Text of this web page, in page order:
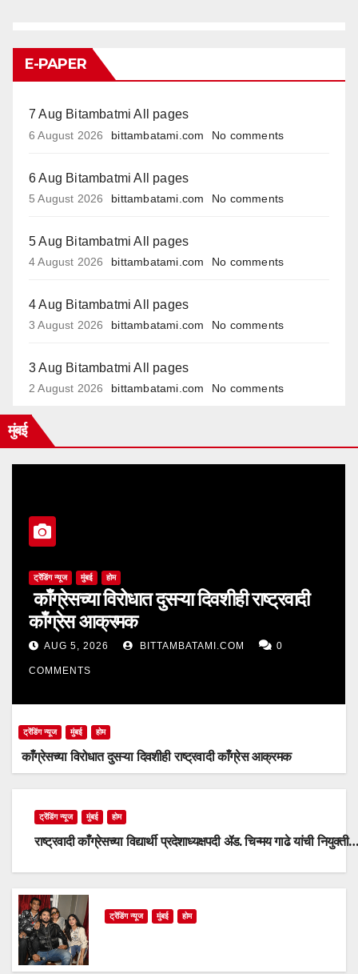
E-PAPER
7 Aug Bitambatmi All pages
6 August 2026 bittambatami.com No comments
6 Aug Bitambatmi All pages
5 August 2026 bittambatami.com No comments
5 Aug Bitambatmi All pages
4 August 2026 bittambatami.com No comments
4 Aug Bitambatmi All pages
3 August 2026 bittambatami.com No comments
3 Aug Bitambatmi All pages
2 August 2026 bittambatami.com No comments
मुंबई
ट्रेंडिंग न्यूज मुंबई होम
काँग्रेसच्या विरोधात दुसऱ्या दिवशीही राष्ट्रवादी
काँग्रेस आक्रमक
AUG 5, 2026 BITTAMBATAMI.COM 0
COMMENTS
ट्रेंडिंग न्यूज मुंबई होम
काँग्रेसच्या विरोधात दुसऱ्या दिवशीही राष्ट्रवादी काँग्रेस आक्रमक
ट्रेंडिंग न्यूज मुंबई होम
राष्ट्रवादी काँग्रेसच्या विद्यार्थी प्रदेशाध्यक्षपदी ॲड. चिन्मय गाढे यांची नियुक्ती…
ट्रेंडिंग न्यूज मुंबई होम